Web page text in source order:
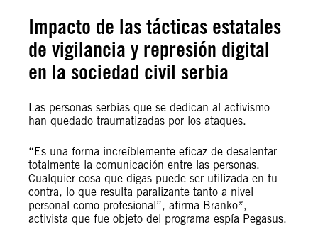
Impacto de las tácticas estatales
de vigilancia y represión digital
en la sociedad civil serbia
Las personas serbias que se dedican al activismo
han quedado traumatizadas por los ataques.
“Es una forma increíblemente eficaz de desalentar
totalmente la comunicación entre las personas.
Cualquier cosa que digas puede ser utilizada en tu
contra, lo que resulta paralizante tanto a nivel
personal como profesional”, afirma Branko*,
activista que fue objeto del programa espía Pegasus.